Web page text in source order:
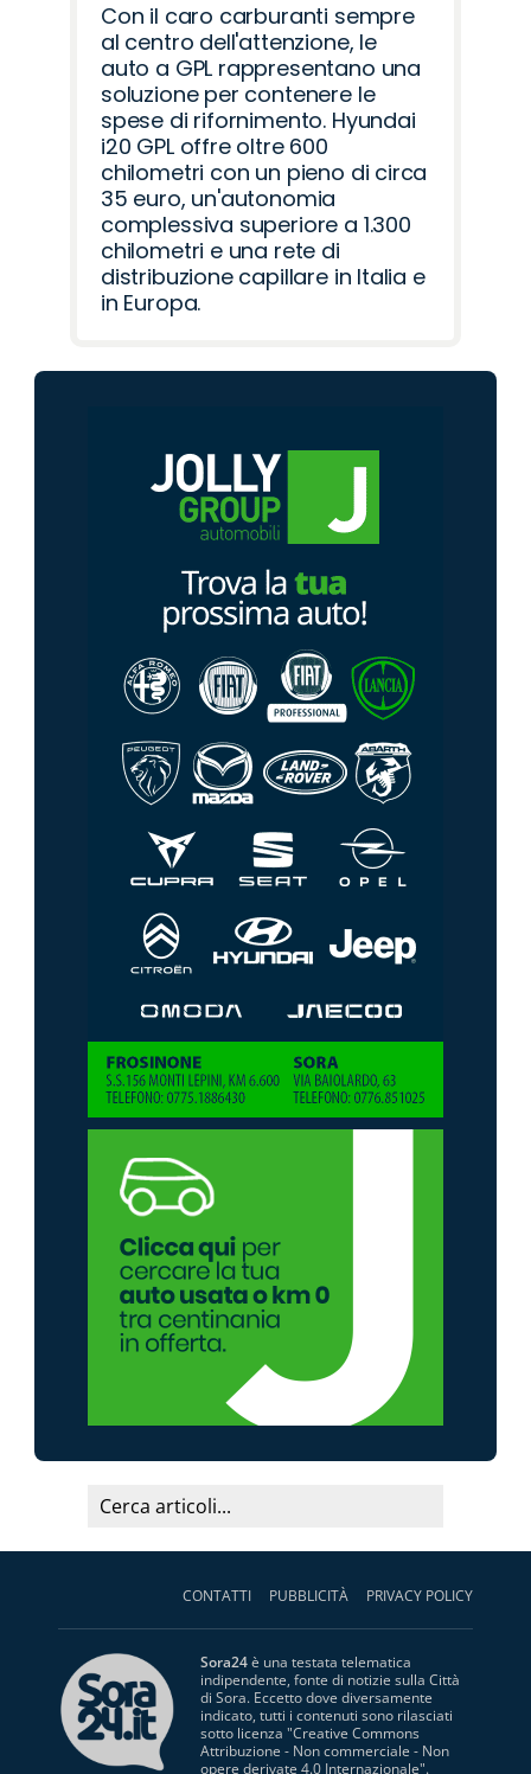
Con il caro carburanti sempre
al centro dell'attenzione, le
auto a GPL rappresentano una
soluzione per contenere le
spese di rifornimento. Hyundai
i20 GPL offre oltre 600
chilometri con un pieno di circa
35 euro, un'autonomia
complessiva superiore a 1.300
chilometri e una rete di
distribuzione capillare in Italia e
in Europa.
CONTATTI PUBBLICITÀ PRIVACY POLICY
Sora24è una testata telematica
indipendente, fonte di notizie sulla Città
di Sora. Eccetto dove diversamente
indicato, tutti i contenuti sono rilasciati
sotto licenza "Creative Commons
Attribuzione - Non commerciale - Non
opere derivate 4.0 Internazionale".